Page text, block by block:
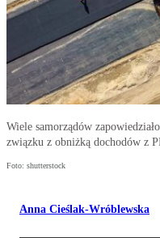
Wiele samorządów
związku z obniżką dochodów z
Foto: shutterstock
Anna Cieślak-Wróblewska